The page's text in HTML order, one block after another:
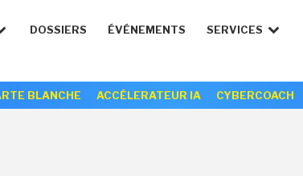
DOSSIERS ÉVÉNEMENTS SERVICES
BLANCHE ACCÉLERATEUR IA CYBERCOACH